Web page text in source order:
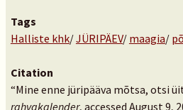
Tags
Halliste khk/JÜRIPÄEV/ maagia/
Citation
“Mine enne jüripääva mõtsa, otsi
rahvakalender, accessed August 9,